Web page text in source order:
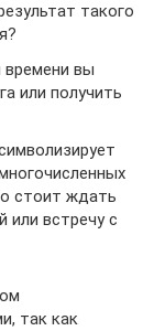
такого
времени вы
или получить
стоит ждать
или встречу с
так как